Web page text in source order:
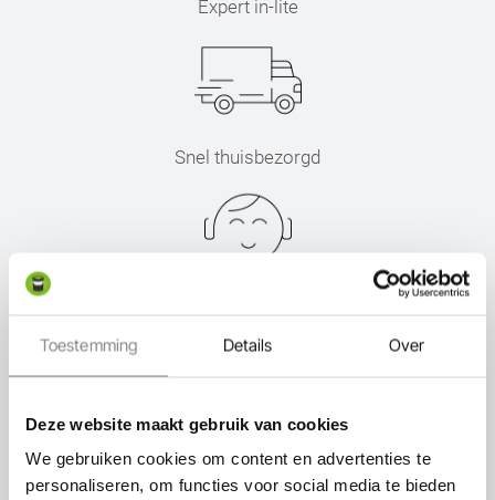
Toestemming Details Over
Deze website maakt gebruik van cookies
We gebruiken cookies om content en advertenties te
personaliseren, om functies voor social media te bieden
Expert in-lite
Snel thuisbezorgd
Service